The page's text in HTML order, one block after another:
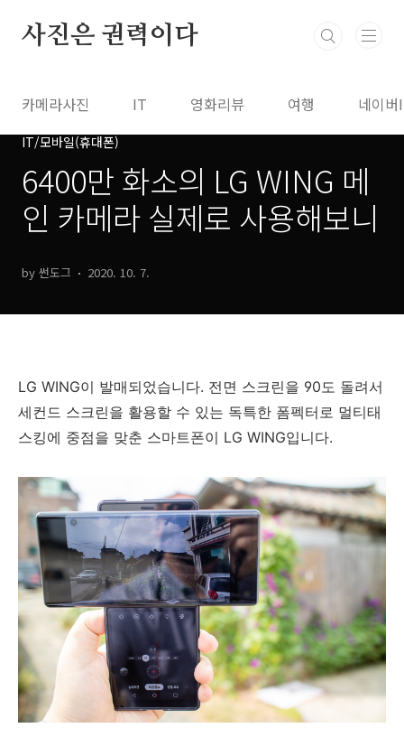
사진은 권력이다
카메라사진 IT 영화리뷰 여행 네이
IT/모바일(휴대폰)
6400만 화소의 LG WING 메
인 카메라 실제로 사용해보니
by 썬도그 2020. 10. 7.
LG WING이 발매되었습니다. 전면 스크린을 90도 돌려서
세컨드 스크린을 활용할 수 있는 독특한 폼펙터로 멀티태
스킹에 중점을 맞춘 스마트폰이 LG WING입니다.